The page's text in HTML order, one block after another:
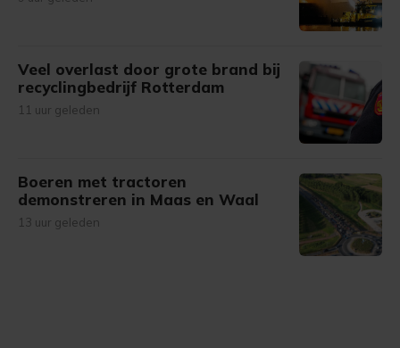
Veel overlast door grote brand bij
recyclingbedrijf Rotterdam
11 uur geleden
Boeren met tractoren
demonstreren in Maas en Waal
13 uur geleden